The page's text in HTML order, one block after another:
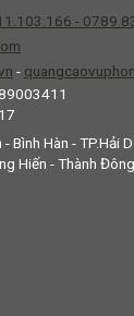
- 0789
-
Bình Hàn - TP.Hải
Hiến - Thành